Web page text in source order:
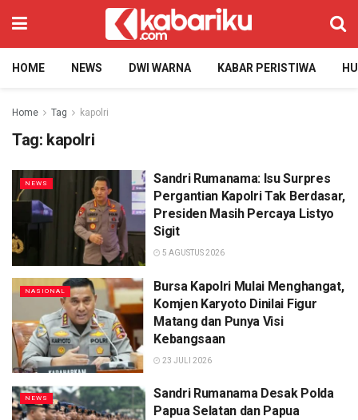
HOME NEWS DWI WARNA KABAR PERISTIWA
Home Tag kapolri
Tag: kapolri
NEWS
Sandri Rumanama: Isu Surpres
Pergantian Kapolri Tak Berdasar,
Presiden Masih Percaya Listyo
Sigit
5 AGUSTUS 2026
NASIONAL
Bursa Kapolri Mulai Menghangat,
Komjen Karyoto Dinilai Figur
Matang dan Punya Visi
Kebangsaan
23 JULI 2026
NEWS
Sandri Rumanama Desak Polda
Papua Selatan dan Papua